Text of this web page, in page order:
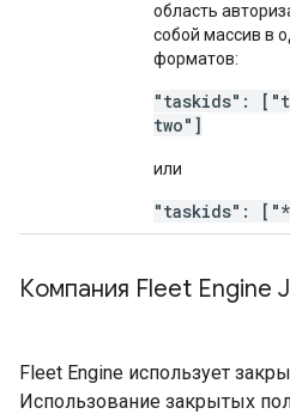
область
собой массив в
форматов:
"taskids":
two"]
или
"taskids":
Компания Fleet Engine
Fleet Engine использует
Использование закрытых